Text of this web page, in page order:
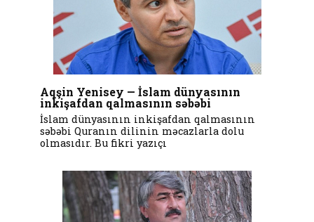
Aqşin Yenisey — İslam dünyasının
inkişafdan qalmasının səbəbi
İslam dünyasının inkişafdan qalmasının
səbəbi Quranın dilinin məcazlarla dolu
olmasıdır. Bu fikri yazıçı